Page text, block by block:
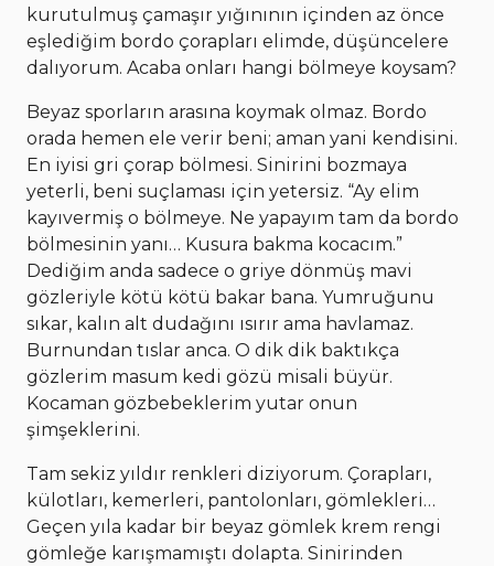
kurutulmuş çamaşır yığınının içinden az önce
eşlediğim bordo çorapları elimde, düşüncelere
dalıyorum. Acaba onları hangi bölmeye koysam?
Beyaz sporların arasına koymak olmaz. Bordo
orada hemen ele verir beni; aman yani kendisini.
En iyisi gri çorap bölmesi. Sinirini bozmaya
yeterli, beni suçlaması için yetersiz. “Ay elim
kayıvermiş o bölmeye. Ne yapayım tam da bordo
bölmesinin yanı… Kusura bakma kocacım.”
Dediğim anda sadece o griye dönmüş mavi
gözleriyle kötü kötü bakar bana. Yumruğunu
sıkar, kalın alt dudağını ısırır ama havlamaz.
Burnundan tıslar anca. O dik dik baktıkça
gözlerim masum kedi gözü misali büyür.
Kocaman gözbebeklerim yutar onun
şimşeklerini.
Tam sekiz yıldır renkleri diziyorum. Çorapları,
külotları, kemerleri, pantolonları, gömlekleri…
Geçen yıla kadar bir beyaz gömlek krem rengi
gömleğe karışmamıştı dolapta. Sinirinden